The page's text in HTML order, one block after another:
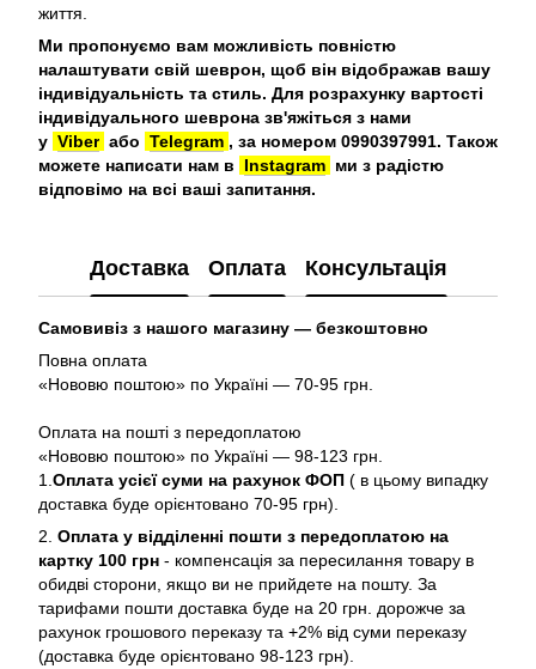
життя.
Ми пропонуємо вам можливість повністю
налаштувати свій шеврон, щоб він відображав вашу
індивідуальність та стиль. Для розрахунку вартості
індивідуального шеврона зв'яжіться з нами
у Viber або Telegram , за номером 0990397991. Також
можете написати нам в
Instagram ми з радістю
відповімо на всі ваші запитання.
Доставка Оплата Консультація
Самовивіз з нашого магазину — безкоштовно
Повна оплата
«Нововю поштою» по Україні — 70-95 грн.
Оплата на пошті з передоплатою
«Нововю поштою» по Україні — 98-123 грн.
1. Оплата усієї суми на рахунок ФОП ( в цьому випадку
доставка буде орієнтовано 70-95 грн).
2. Оплата у відділенні пошти з передоплатою на
картку 100 грн - компенсація за пересилання товару в
обидві сторони, якщо ви не прийдете на пошту. За
тарифами пошти доставка буде на 20 грн. дорожче за
рахунок грошового переказу та +2% від суми переказу
(доставка буде орієнтовано 98-123 грн).